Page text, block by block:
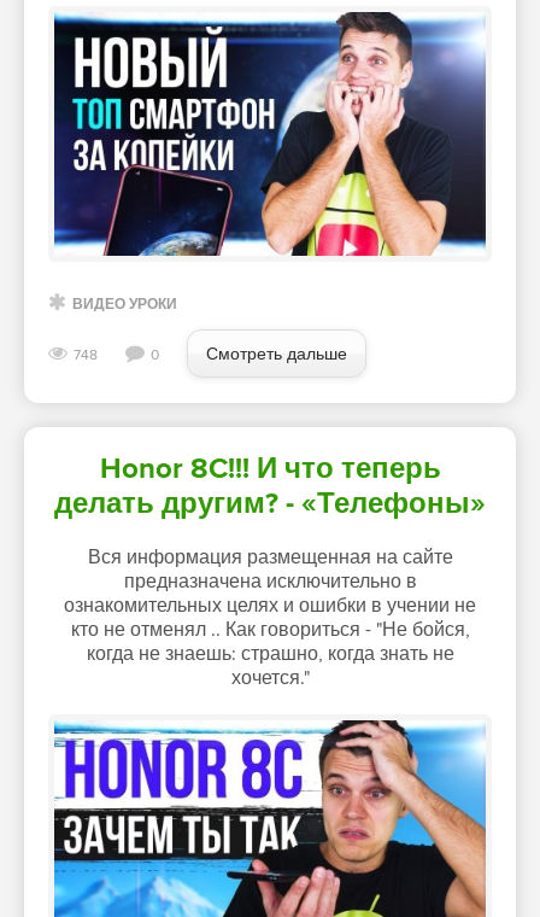
ВИДЕО УРОКИ
748 0 Смотреть дальше
Honor 8C!!! И что теперь
делать другим? - «Телефоны»
Вся информация размещенная на сайте
предназначена исключительно в
ознакомительных целях и ошибки в учении не
кто не отменял .. Как говориться - "Не бойся,
когда не знаешь: страшно, когда знать не
хочется."